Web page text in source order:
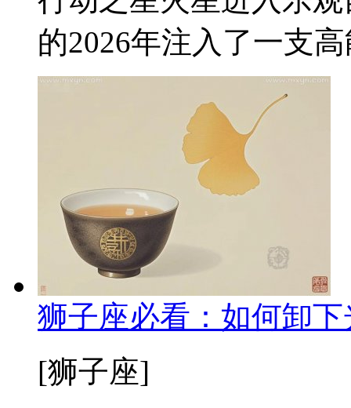
的2026年注入了一支
狮子座必看：如何卸
[狮子座]